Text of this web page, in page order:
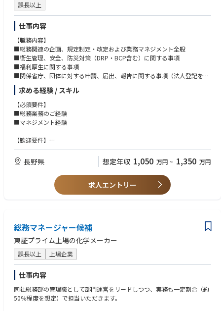
課長以上
仕事内容
【職務内容】
■総務関連の企画、規定制定・改定および業務マネジメント全般
■衛生管理、安全、防災対策（DRP・BCP含む）に関する事項
■福利厚生に関する事項
■関係省庁、団体に対する申請、届出、報告に関する事項（法人登記を除
く）
■什器、用度品、図書、通信機器、その他消耗品等の管理、購入に関する
事項
■安全輸出管理,AEO
■情報セキュリティ
求める経験 / スキル
【必須要件】
■総務業務のご経験
■マネジメント経験
【歓迎要件】
■CSR・リスクマネジメントのご経験
■安全衛生における化学物質対応経験
■衛生管理者
長野県 想定年収 1,050 万円 ~ 1,350 万円
求人エントリー
総務マネージャー候補
東証プライム上場の化学メーカー
課長以上 上場企業
仕事内容
同社総務部の管理職として部門運営をリードしつつ、実務も一定割合（約
50％程度を想定）で担当いただきます。